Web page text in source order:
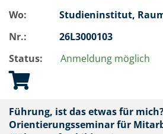
Wo:
Studieninstitut,
Nr.:
26L3000103
Status:
Anmeldung möglich
Führung, ist das etwas für
Orientierungsseminar für